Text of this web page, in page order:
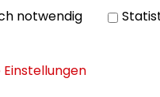
notwendig